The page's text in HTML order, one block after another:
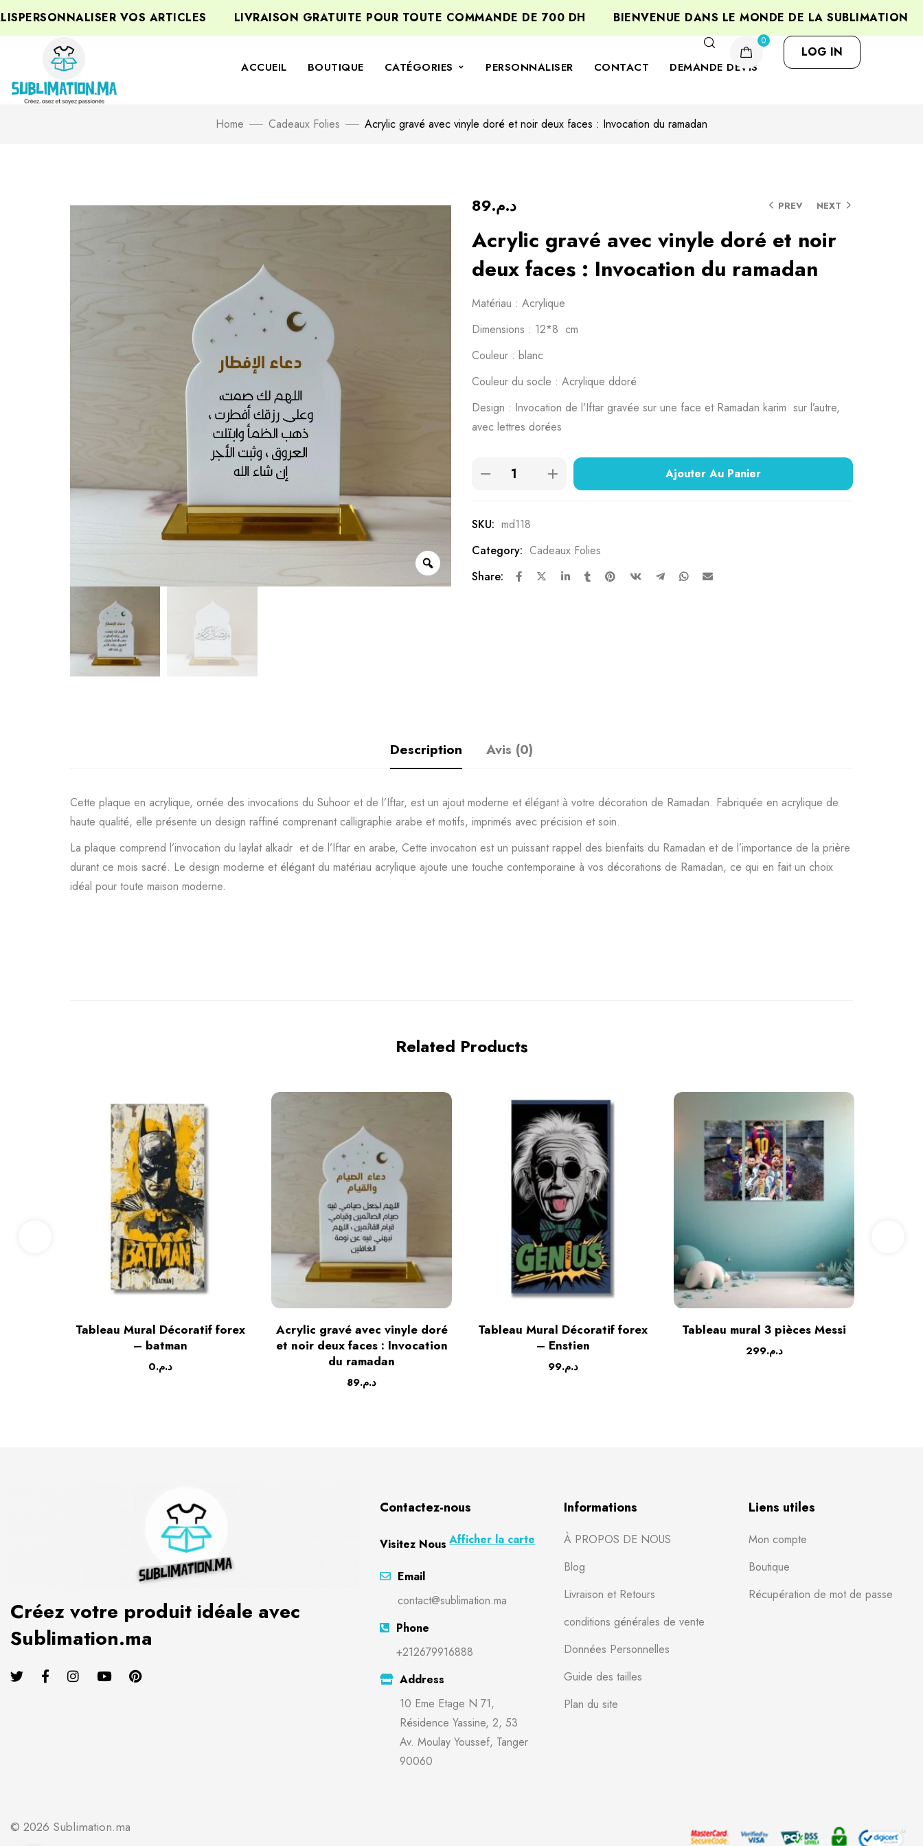
VOS ARTICLES LIVRAISON GRATUITE POUR TOUTE COMMANDE DE 700 DH BIENVENUE DANS LE MONDE DE LA SUBLIMATION
ACCUEIL BOUTIQUE CATÉGORIES PERSONNALISER CONTACT DEMANDE DEVIS
0
LOG IN
Home Cadeaux Folies Acrylic gravé avec vinyle doré et noir deux faces : Invocation du ramadan
PREV NEXT د.م.89
Acrylic gravé avec vinyle doré et noir
deux faces : Invocation du ramadan
Matériau : Acrylique
Dimensions : 12*8 cm
Couleur : blanc
Couleur du socle : Acrylique ddoré
Design : Invocation de l’Iftar gravée sur une face et Ramadan karim sur l’autre,
avec lettres dorées
Ajouter Au Panier
SKU: md118
Category: Cadeaux Folies
Share:
Description Avis (0)
Cette plaque en acrylique, ornée des invocations du Suhoor et de l’Iftar, est un ajout moderne et élégant à votre décoration de Ramadan. Fabriquée en acrylique de
haute qualité, elle présente un design raffiné comprenant calligraphie arabe et motifs, imprimés avec précision et soin.
La plaque comprend l’invocation du laylat alkadr et de l’Iftar en arabe, Cette invocation est un puissant rappel des bienfaits du Ramadan et de l’importance de la prière
durant ce mois sacré. Le design moderne et élégant du matériau acrylique ajoute une touche contemporaine à vos décorations de Ramadan, ce qui en fait un choix
idéal pour toute maison moderne.
Related Products
Tableau Mural Décoratif forex
– batman
د.م.0
Acrylic gravé avec vinyle doré
et noir deux faces : Invocation
du ramadan
د.م.89
Tableau Mural Décoratif forex
– Enstien
د.م.99
Tableau mural 3 pièces Messi
د.م.299
Créez votre produit idéale avec
Sublimation.ma
Contactez-nous
Visitez Nous Afficher la carte
Email
contact@sublimation.ma
Phone
+212679916888
Address
10 Eme Etage N 71,
Résidence Yassine, 2, 53
Av. Moulay Youssef, Tanger
90060
Informations
À PROPOS DE NOUS
Blog
Livraison et Retours
conditions générales de vente
Données Personnelles
Guide des tailles
Plan du site
Liens utiles
Mon compte
Boutique
Récupération de mot de passe
© 2026 Sublimation.ma